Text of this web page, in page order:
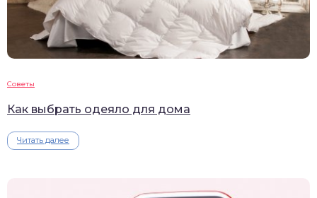
Советы
Как выбрать одеяло для дома
Читать далее